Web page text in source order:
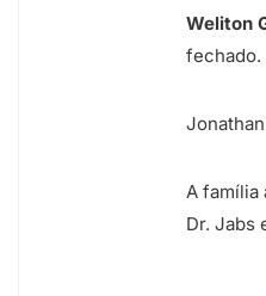
Weliton
fechado.
A família
Dr. Jabs